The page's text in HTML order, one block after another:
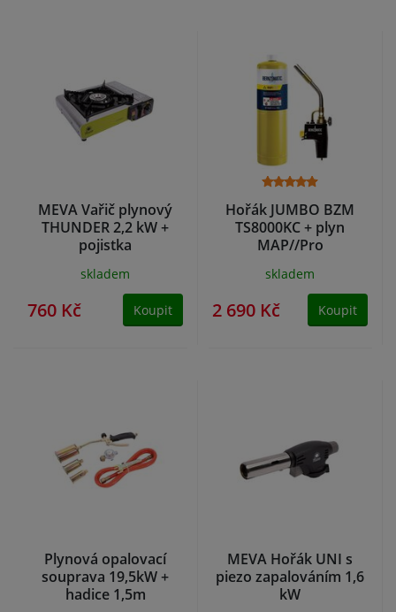
MEVA Vařič plynový
THUNDER 2,2 kW +
pojistka
skladem
760 Kč Koupit
Hořák JUMBO BZM
TS8000KC + plyn
MAP//Pro
skladem
2 690 Kč Koupit
Plynová opalovací
souprava 19,5kW +
hadice 1,5m
MEVA Hořák UNI s
piezo zapalováním 1,6
kW